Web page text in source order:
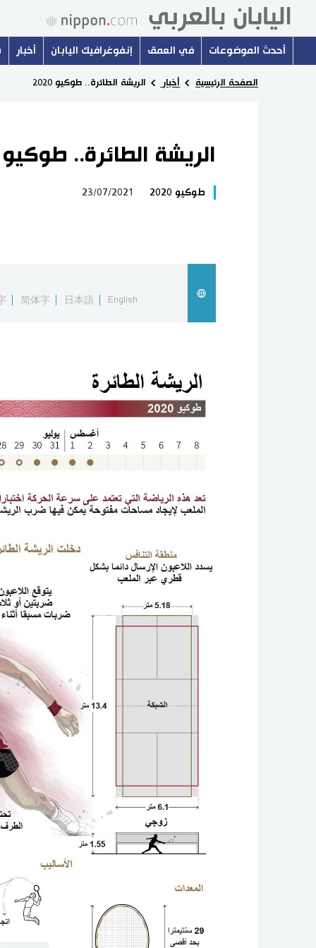
أحدث الموضوعات في العمق إنفوغرافيك اليابان أخبار
الصفحة الرئيسية أخبار الريشة الطائرة.. طوكيو 2020
الريشة الطائرة.. طوكيو
طوكيو 2020 23/07/2021
English
日本語
简体字